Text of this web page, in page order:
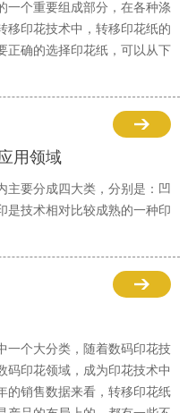
一个重要组成部分，在各种涤
移印花技术中，转移印花纸的
正确的选择印花纸，可以从下
用领域
主要分成四大类，分别是：凹
是技术相对比较成熟的一种印
一个大分类，随着数码印花技
码印花领域，成为印花技术中
的销售数据来看，转移印花纸